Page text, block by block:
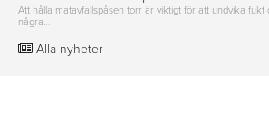
Att hålla matavfallspåsen torr är viktigt för att undvika fukt
några…
Alla nyheter